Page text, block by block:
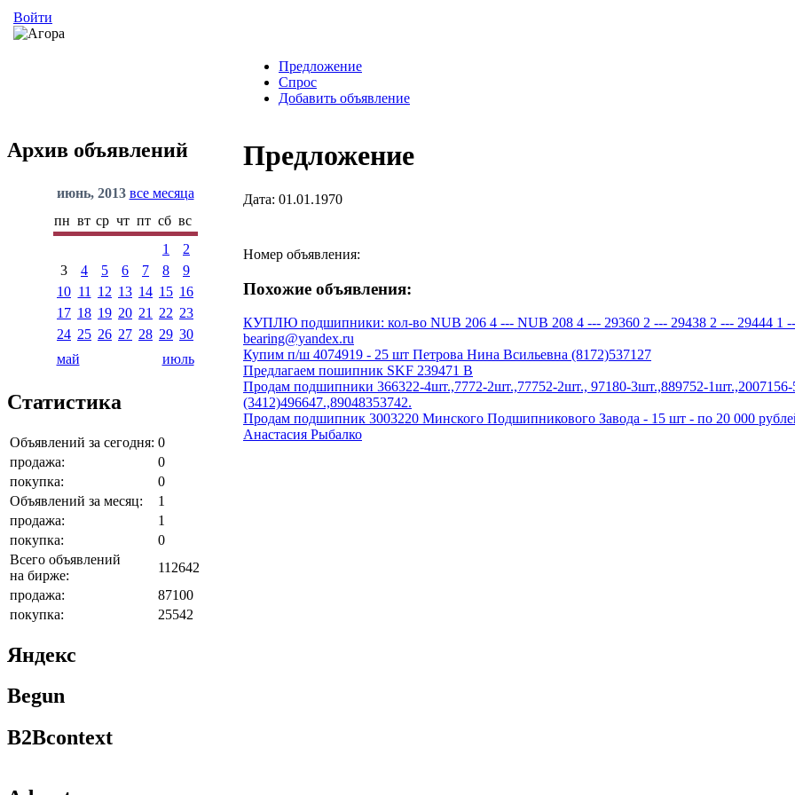
Войти
Предложение
Спрос
Добавить объявление
Архив объявлений
июнь, 2013 все месяца
пн вт ср чт пт сб вс
1
2
3
4 5 6 7 8
9
10 11 12 13 14 15 16
17 18 19 20 21 22 23
24 25 26 27 28 29 30
май
июль
Статистика
Объявлений за сегодня: 0
продажа:
0
покупка:
0
Объявлений за месяц:
1
продажа:
1
покупка:
0
Всего объявлений
на бирже:
112642
продажа:
87100
покупка:
25542
Яндекс
Begun
B2Bcontext
Предложение
Дата: 01.01.1970
Номер объявления:
Похожие объявления:
КУПЛЮ подшипники: кол-во NUB 206 4 --- NUB 208 4 --- 29360 2 --- 29438 2 --- 29444 1
bearing@yandex.ru
Купим п/ш 4074919 - 25 шт Петрова Нина Всильевна (8172)537127
Предлагаем пошипник SKF 239471 B
Продам подшипники 366322-4шт.,7772-2шт.,77752-2шт., 97180-3шт.,889752-
(3412)496647.,89048353742.
Продам подшипник 3003220 Минского Подшипникового Завода - 15 шт - по 20 000
Анастасия Рыбалко